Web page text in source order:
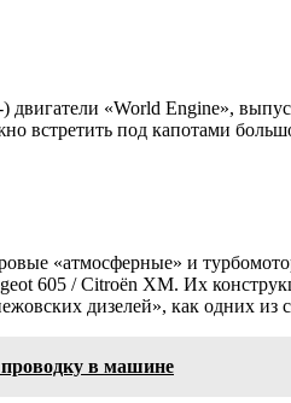
двигатели «World Engine»,
встретить под капотами
«атмосферные» и
605 / Citroёn XM. Их
дизелей», как одних
в машине